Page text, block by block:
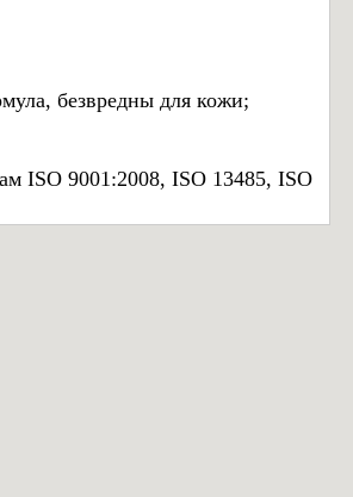
безвредны для кожи;
ISO 9001:2008, ISO 13485, ISO